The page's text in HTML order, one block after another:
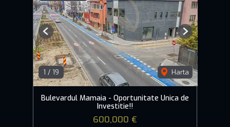
1 / 19 Harta
Previous Next
Bulevardul Mamaia - Oportunitate Unica de
Investitie!!
600,000 €